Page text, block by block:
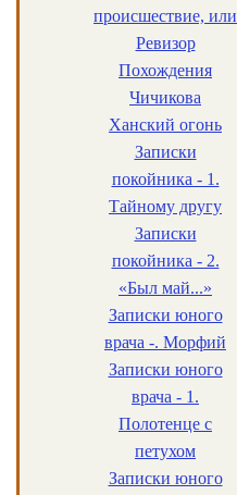
происшествие, или
Ревизор
Похождения
Чичикова
Ханский огонь
Записки
покойника - 1.
Тайному другу
Записки
покойника - 2.
«Был май...»
Записки юного
врача -. Морфий
Записки юного
врача - 1.
Полотенце с
петухом
Записки юного